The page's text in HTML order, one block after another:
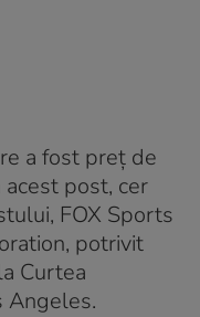
a fost preț de
post, cer
FOX Sports
potrivit
Curtea
Angeles.